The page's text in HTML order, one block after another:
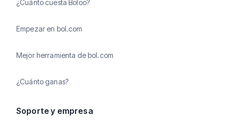
¿Cuánto cuesta Boloo?
Empezar en bol.com
Mejor herramienta de bol.com
¿Cuánto ganas?
Soporte y empresa